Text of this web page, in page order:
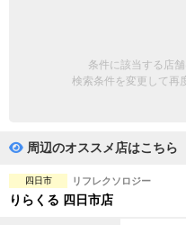
ペアルームあり
フットバスあり
条件に該当する店
検索条件を変更して再
周辺のオススメ店はこちら
四日市 リフレクソロジー
りらくる 四日市店